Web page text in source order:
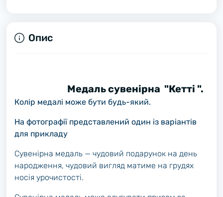
Опис
Медаль сувенірна "Кетті ".
Колір медалі може бути будь-який.
На фотографії представлений один із варіантів
для прикладу
Сувенірна медаль — чудовий подарунок на день
народження, чудовий вигляд матиме на грудях
носія урочистості.